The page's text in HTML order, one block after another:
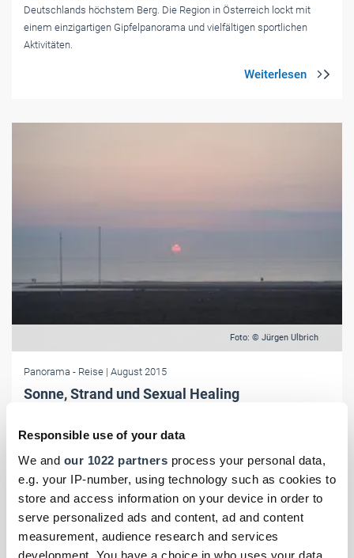
Responsible use of your data
We and our 1022 partners process your personal data,
e.g. your IP-number, using technology such as cookies to
store and access information on your device in order to
serve personalized ads and content, ad and content
measurement, audience research and services
development. You have a choice in who uses your data
Deutschlands höchstem Berg. Die Region in Österreich lockt mit
einem einzigartigen Gipfelpanorama und vielfältigen sportlichen
Aktivitäten.
Foto: © Jürgen Ulbrich
Panorama - Reise | August 2015
Sonne, Strand und Sexual Healing
Seebäder und lädt zu einer ausgiebigen gastronomischen wie